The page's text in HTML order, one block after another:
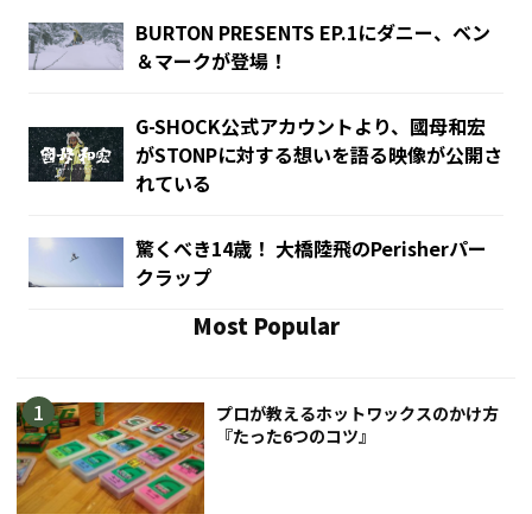
BURTON PRESENTS EP.1にダニー、ベン
＆マークが登場！
G-SHOCK公式アカウントより、國母和宏
がSTONPに対する想いを語る映像が公開さ
れている
驚くべき14歳！ 大橋陸飛のPerisherパー
クラップ
Most Popular
プロが教えるホットワックスのかけ方
『たった6つのコツ』